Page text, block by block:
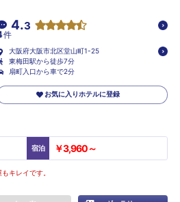
4.3
件
大阪府大阪市北区堂山町1-25
東梅田駅から徒歩7分
扇町入口から車で2分
お気に入りホテルに登録
宿泊 ￥3,960～
キレイです。